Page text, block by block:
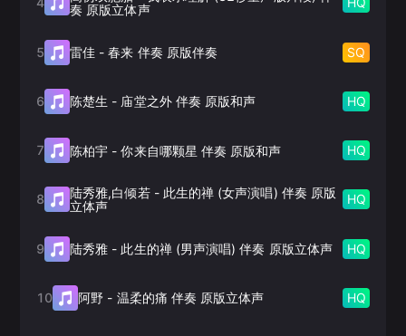
奏 原版立体声
5 雷佳 -春来 伴奏 原版伴奏 SQ
6 陈楚生 - 庙堂之外 伴奏 原版和声 HQ
7 陈柏宇 -你来自哪颗星 伴奏 原版和声 HQ
8 陆秀雅,白倾若- 此生的禅 (女声演唱) 伴奏 原版
立体声
HQ
9 陆秀雅 - 此生的禅 (男声演唱) 伴奏 原版立体声 HQ
10 阿野 - 温柔的痛 伴奏 原版立体声 HQ